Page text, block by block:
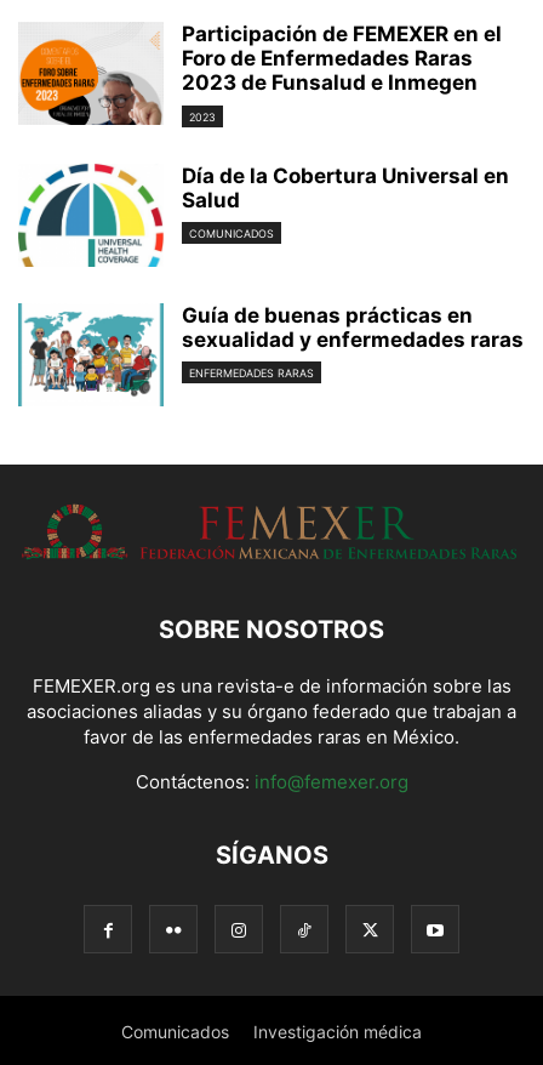
Participación de FEMEXER en el
Foro de Enfermedades Raras
2023 de Funsalud e Inmegen
2023
Día de la Cobertura Universal en
Salud
COMUNICADOS
Guía de buenas prácticas en
sexualidad y enfermedades raras
ENFERMEDADES RARAS
SOBRE NOSOTROS
FEMEXER.org es una revista-e de información sobre las
asociaciones aliadas y su órgano federado que trabajan a
favor de las enfermedades raras en México.
Contáctenos: info@femexer.org
SÍGANOS
Comunicados Investigación médica